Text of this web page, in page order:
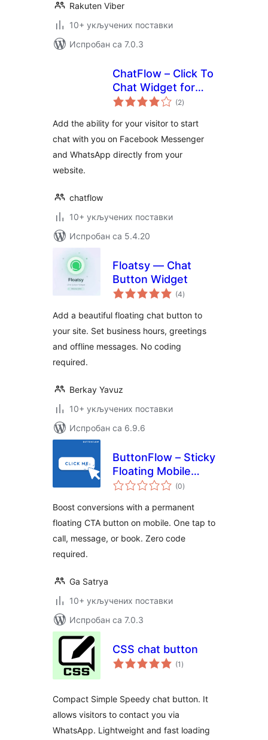
Rakuten Viber
10+ укључених поставки
Испробан са 7.0.3
ChatFlow – Click To
Chat Widget for
Website
(2укупних
оцена
)
Add the ability for your visitor to start
chat with you on Facebook Messenger
and WhatsApp directly from your
website.
chatflow
10+ укључених поставки
Испробан са 5.4.20
Floatsy — Chat
Button Widget
(4укупних
оцена
)
Add a beautiful floating chat button to
your site. Set business hours, greetings
and offline messages. No coding
required.
Berkay Yavuz
10+ укључених поставки
Испробан са 6.9.6
ButtonFlow – Sticky
Floating Mobile
Button for Call,
Booking
(0укупних
оцена
)
Boost conversions with a permanent
floating CTA button on mobile. One tap to
call, message, or book. Zero code
required.
Ga Satrya
10+ укључених поставки
Испробан са 7.0.3
CSS chat button
(1 укупних
оцена
)
Compact Simple Speedy chat button. It
allows visitors to contact you via
WhatsApp. Lightweight and fast loading